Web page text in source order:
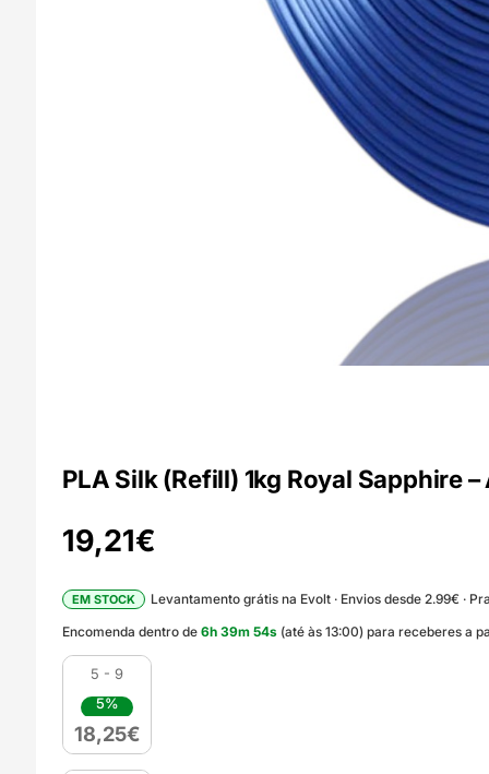
PLA Silk (Refill) 1kg Royal Sapphire
19,21€
EM STOCK
Levantamento grátis na Evolt · Envios desde 2.99€ ·
Encomenda dentro de6h39m53s (até às 13:00) para receberes a
5 - 9
5%
18,25€